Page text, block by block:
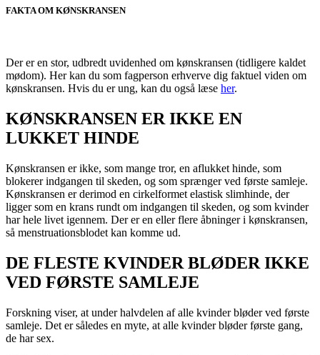
FAKTA OM KØNSKRANSEN
Der er en stor, udbredt uvidenhed om kønskransen (tidligere kaldet
mødom). Her kan du som fagperson erhverve dig faktuel viden om
kønskransen. Hvis du er ung, kan du også læse her.
KØNSKRANSEN ER IKKE EN
LUKKET HINDE
Kønskransen er ikke, som mange tror, en aflukket hinde, som
blokerer indgangen til skeden, og som sprænger ved første samleje.
Kønskransen er derimod en cirkelformet elastisk slimhinde, der
ligger som en krans rundt om indgangen til skeden, og som kvinder
har hele livet igennem. Der er en eller flere åbninger i kønskransen,
så menstruationsblodet kan komme ud.
DE FLESTE KVINDER BLØDER IKKE
VED FØRSTE SAMLEJE
Forskning viser, at under halvdelen af alle kvinder bløder ved første
samleje. Det er således en myte, at alle kvinder bløder første gang,
de har sex.